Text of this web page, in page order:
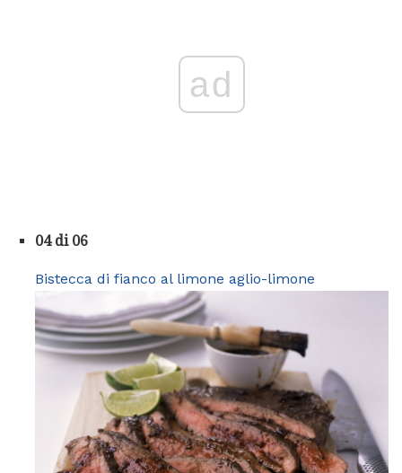
ad
04 di 06
Bistecca di fianco al limone aglio-limone